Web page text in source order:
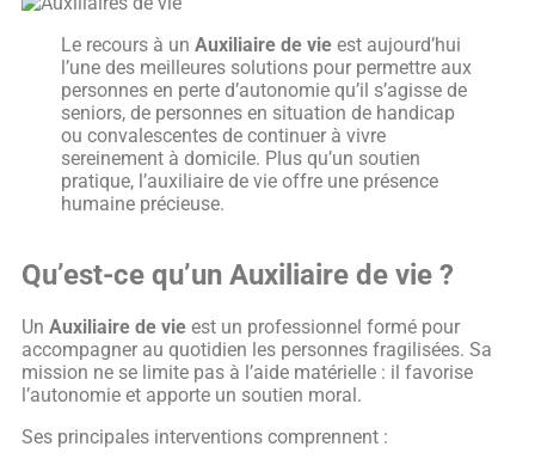
Le recours à un Auxiliaire de vieest aujourd’hui
l’une des meilleures solutions pour permettre aux
personnes en perte d’autonomie qu’il s’agisse de
seniors, de personnes en situation de handicap
ou convalescentes de continuer à vivre
sereinement à domicile. Plus qu’un soutien
pratique, l’auxiliaire de vie offre une présence
humaine précieuse.
Qu’est-ce qu’un Auxiliaire de vie ?
Un Auxiliaire de vie est un professionnel formé pour
accompagner au quotidien les personnes fragilisées. Sa
mission ne se limite pas à l’aide matérielle : il favorise
l’autonomie et apporte un soutien moral.
Ses principales interventions comprennent :